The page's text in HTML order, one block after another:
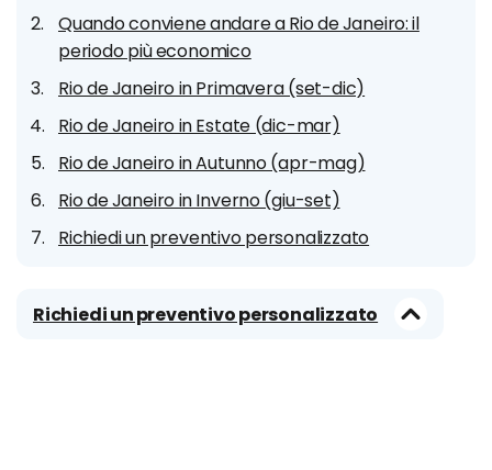
Quando conviene andare a Rio de Janeiro: il
periodo più economico
Rio de Janeiro in Primavera (set-dic)
Rio de Janeiro in Estate (dic-mar)
Rio de Janeiro in Autunno (apr-mag)
Rio de Janeiro in Inverno (giu-set)
Richiedi un preventivo personalizzato
Richiedi un preventivo personalizzato